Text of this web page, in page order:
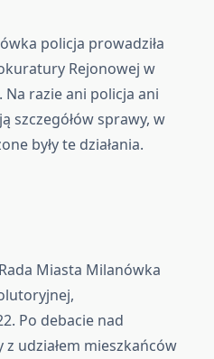
policja prowadziła
Rejonowej w
razie ani policja ani
szczegółów sprawy, w
były te działania.
Miasta Milanówka
Po debacie nad
udziałem mieszkańców